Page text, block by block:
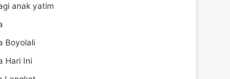
anak yatim
Boyolali
Hari Ini